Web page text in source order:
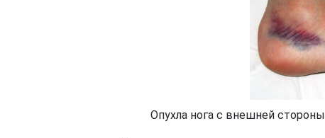
Опухла нога с внешней стороны